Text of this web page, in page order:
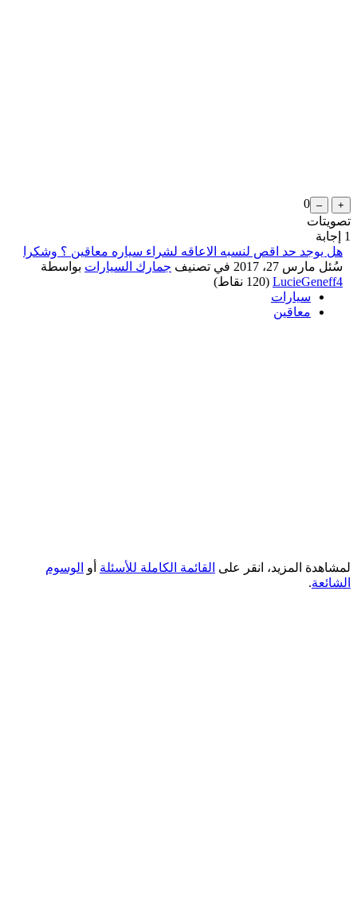
0
تصويتات
1 إجابة
هل يوجد حد اقص لنسبه الاعاقه لشراء سياره معاقين ؟ وشكرا
سُئل مارس 27، 2017 في تصنيف جمارك السيارات بواسطة
LucieGeneff4
(
120 نقاط)
سيارات
معاقين
لمشاهدة المزيد، انقر على القائمة الكاملة للأسئلة أو الوسوم
الشائعة.